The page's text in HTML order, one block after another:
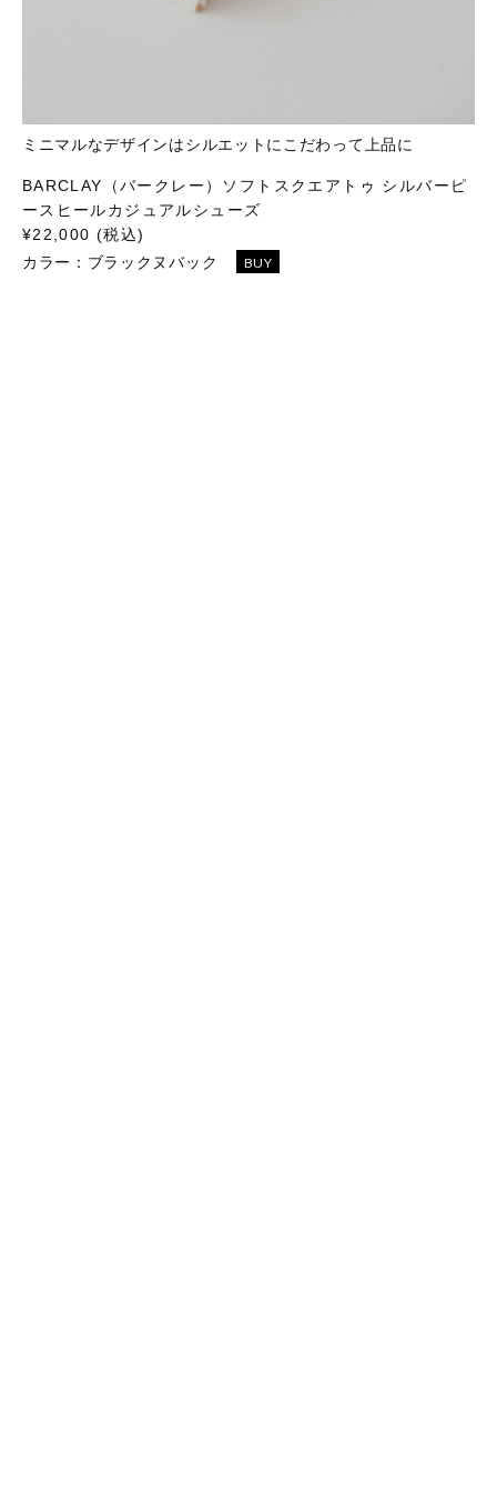
ミニマルなデザインはシルエットにこだわって上品に
BARCLAY（バークレー）ソフトスクエアトゥ シルバーピ
ースヒールカジュアルシューズ
¥22,000 (税込)
カラー： ブラックヌバック BUY